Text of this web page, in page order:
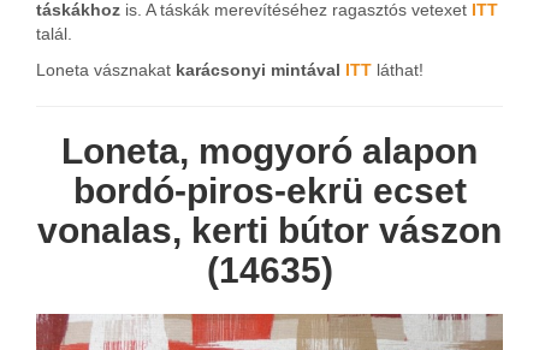
táskákhoz is. A táskák merevítéséhez ragasztós vetexet ITT
talál.
Loneta vásznakat karácsonyi mintával ITT láthat!
Loneta, mogyoró alapon
bordó-piros-ekrü ecset
vonalas, kerti bútor vászon
(14635)